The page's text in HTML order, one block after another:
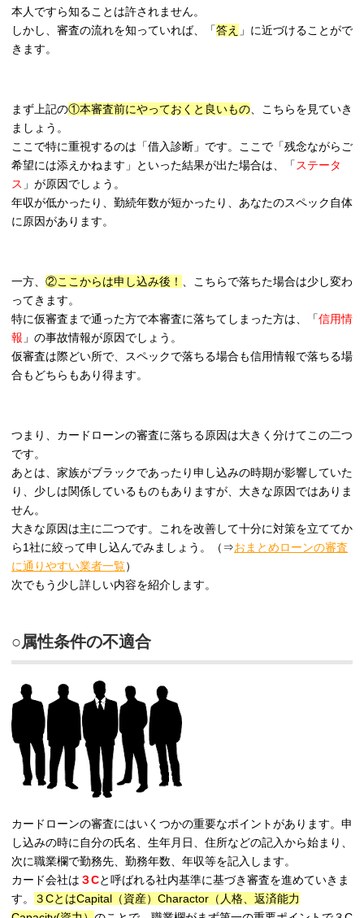
本人ですら知ることは許されません。
しかし、審査の流れを知っていれば、「答え 」に近づけることがで
きます。
まず上記の①本審査前にやっておくと良いもの、こちらを見ていき
ましょう。
ここで特に重視するのは「借入診断」です。ここで「残念ながらご
希望には添えかねます」といった結果が出た場合は、「ステータ
ス 」が原因でしょう。
年収が低かったり、勤続年数が短かったり、あなたのスペック自体
に原因があります。
一方、 ②ここからは申し込み後！ 、こちらで落ちた場合は少し変わ
ってきます。
特に仮審査まで通った方で本審査に落ちてしまった方は、「信用情
報 」の事故情報が原因でしょう。
仮審査は際どい所で、スペックで落ちる場合も信用情報で落ちる場
合もどちらもあり得ます。
つまり、カードローンの審査に落ちる原因は大きく分けてこの二つ
です。
あとは、家族がブラックであったり申し込みの時期が影響していた
り、少しは関係しているものもありますが、大きな原因ではありま
せん。
大きな原因は主に二つです。これを改善して十分に対策を立ててか
ら1社に絞って申し込んでみましょう。（⇒おまとめローンの審査
に通りやすい業者一覧）
次でもう少し詳しい内容を紹介します。
○属性条件の不適合
カードローンの審査にはいくつかの重要なポイントがあります。申
し込みの時に自分の氏名、生年月日、住所などの記入から始まり、
次に職業欄で勤務先、勤務年数、年収等を記入します。
カード会社は ３Cと呼ばれる社内基準に基づき審査を進めていきま
す。
３CとはCapital（資産）Charactor（人格、返済能力